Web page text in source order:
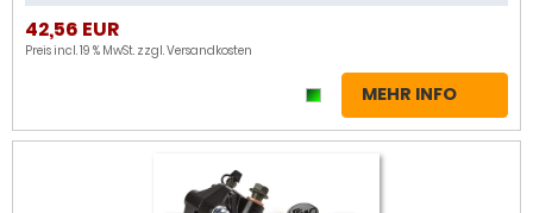
42,56 EUR
Preis incl. 19 % MwSt. zzgl.Versandkosten
MEHR INFO